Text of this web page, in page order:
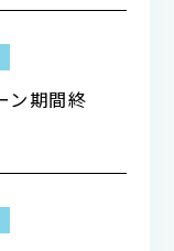
ン期間終